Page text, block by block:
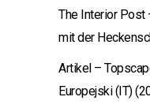
The Interior Post
mit der
Artikel –
Europejski (IT)